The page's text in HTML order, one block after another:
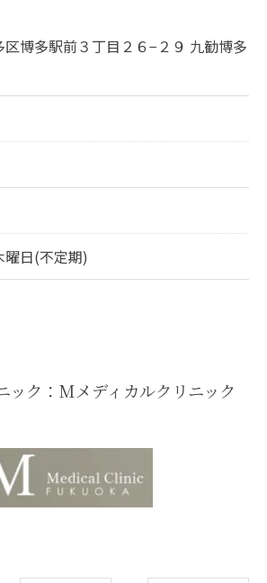
博多駅前３丁目２６−２９ 九勧博多
曜日(不定期)
ック：Mメディカルクリニック